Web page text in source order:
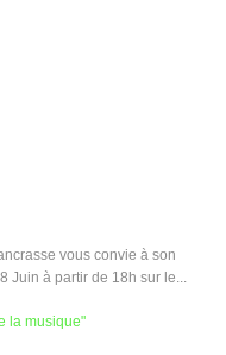
vous convie à son
à partir de 18h sur le...
la musique"